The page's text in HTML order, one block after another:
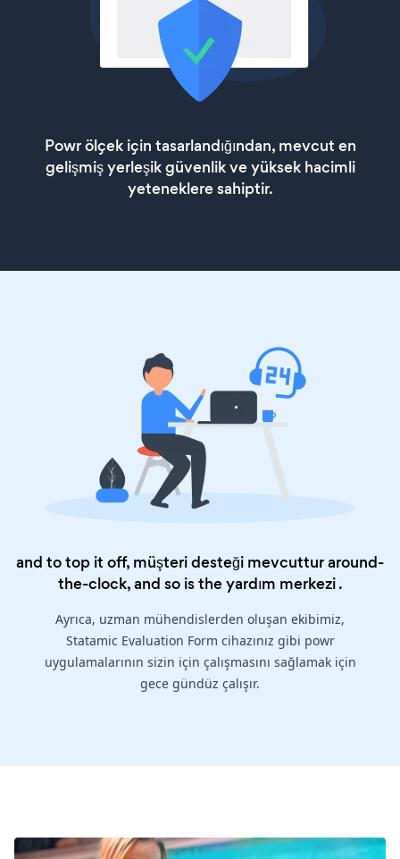
Powr ölçek için tasarlandığından, mevcut en
gelişmiş yerleşik güvenlik ve yüksek hacimli
yeteneklere sahiptir.
and to top it off, müşteri desteği mevcuttur around-
the-clock, and so is theyardım merkezi.
Ayrıca, uzman mühendislerden oluşan ekibimiz,
Statamic Evaluation Form cihazınız gibi powr
uygulamalarının sizin için çalışmasını sağlamak için
gece gündüz çalışır.